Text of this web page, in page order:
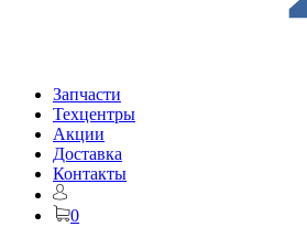
Запчасти
Техцентры
Акции
Доставка
Контакты
0